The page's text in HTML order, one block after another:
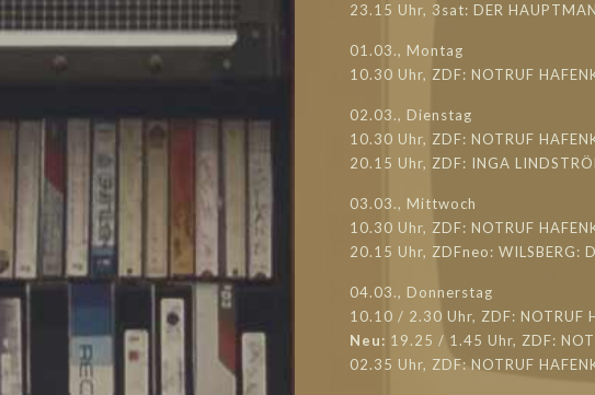
23.15 Uhr, 3sat: DER
01.03., Montag
10.30 Uhr, ZDF: NOTRUF
02.03., Dienstag
10.30 Uhr, ZDF: NOTRUF
20.15 Uhr, ZDF: INGA
03.03., Mittwoch
10.30 Uhr, ZDF: NOTRUF
20.15 Uhr, ZDFneo: WILSBERG:
04.03., Donnerstag
10.10 / 2.30 Uhr, ZDF: NOTRUF
Neu: 19.25 / 1.45 Uhr, ZDF:
02.35 Uhr, ZDF: NOTRUF